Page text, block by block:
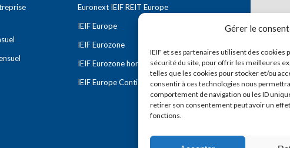
Gérer le
IEIF et ses partenaires utilisent des
sécurité du site, pour offrir les meilleures
telles que les cookies pour stocker et/ou
consentir à ces technologies nous
comportement de navigation ou les ID
retirer son consentement peut avoir un
fonctions.
Euronext IEIF REIT Europe
IEIF Europe
IEIF Eurozone
IEIF Eurozone hors France
IEIF Europe Continentale